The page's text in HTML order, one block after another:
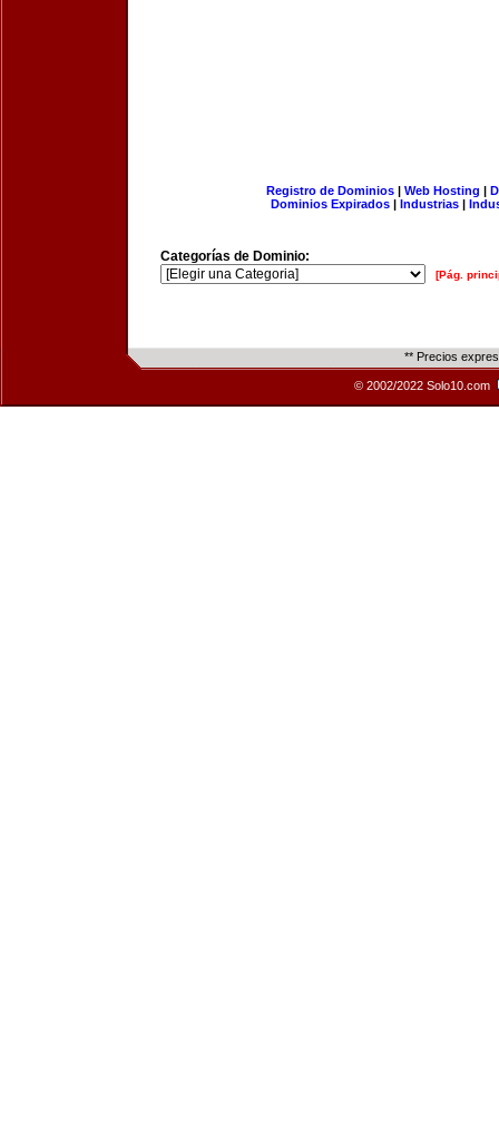
Registro de Dominios| Web Hosting |
Dominios Expirados | Industrias |
Categorías de Dominio:
[Pág.
** Precios
© 2002/2022 Solo10.com